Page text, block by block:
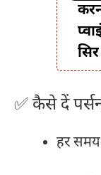
✅ कैसे दें
हर